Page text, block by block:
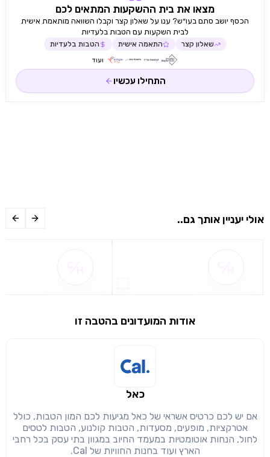
שימו לב!
מצאו את בית ההשקעות המתאים לכם
הכסף יושב סתם בעו״ש? ענו על שאלון קצר וקבלו השוואה מותאמת אישית
לבית השקעות עם הטבות בלעדיות
שאלון קצר התאמה אישית הטבות בלעדיות
ועוד
התחילו עכשיו
אולי יעניין אותך גם..
אודות המועדונים בהטבה זו
כאל
אם יש לכם כרטיס אשראי של כאל מגיעות לכם המון הטבות, כולל
אטרקציות, מופעים, מסעדות, הטבות קולנוע, הטבות לטסים
לחול, הנחות אוטומטיות במעמד החיוב במגוון בתי עסק בכל רחבי
הארץ ועוד בחנות החוויות של Cal.